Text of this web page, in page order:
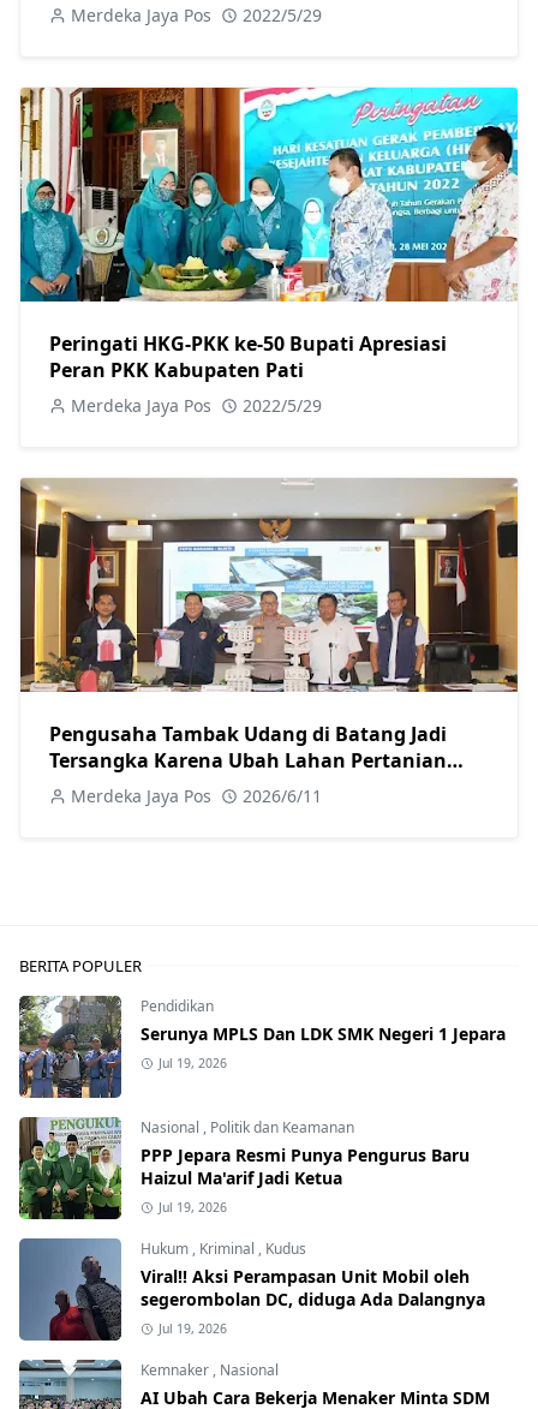
Merdeka Jaya Pos 2022/5/29
Peringati HKG-PKK ke-50 Bupati Apresiasi
Peran PKK Kabupaten Pati
Merdeka Jaya Pos 2022/5/29
Pengusaha Tambak Udang di Batang Jadi
Tersangka Karena Ubah Lahan Pertanian
Secara Ilegal
Merdeka Jaya Pos 2026/6/11
BERITA POPULER
Pendidikan
Serunya MPLS Dan LDK SMK Negeri 1 Jepara
Jul 19, 2026
Nasional , Politik dan Keamanan
PPP Jepara Resmi Punya Pengurus Baru
Haizul Ma'arif Jadi Ketua
Jul 19, 2026
Hukum , Kriminal , Kudus
Viral!! Aksi Perampasan Unit Mobil oleh
segerombolan DC, diduga Ada Dalangnya
Jul 19, 2026
Kemnaker , Nasional
AI Ubah Cara Bekerja Menaker Minta SDM